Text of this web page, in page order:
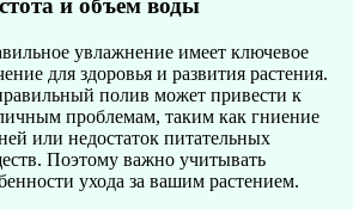
и объем воды
увлажнение имеет ключевое
для здоровья и развития растения.
полив может привести к
проблемам, таким как гниение
или недостаток питательных
Поэтому важно учитывать
ухода за вашим растением.